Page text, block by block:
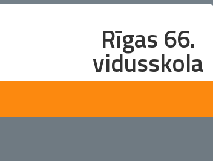
Skip
Rīgas 66.
vidusskola